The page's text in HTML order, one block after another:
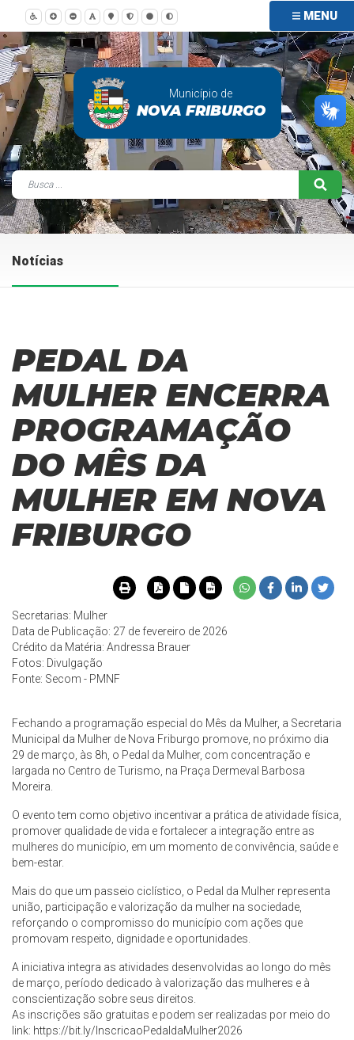
MENU
Município de
NOVA FRIBURGO
Notícias
PEDAL DA
MULHER ENCERRA
PROGRAMAÇÃO
DO MÊS DA
MULHER EM NOVA
FRIBURGO
Secretarias: Mulher
Data de Publicação: 27 de fevereiro de 2026
Crédito da Matéria: Andressa Brauer
Fotos: Divulgação
Fonte: Secom - PMNF
Fechando a programação especial do Mês da Mulher, a Secretaria
Municipal da Mulher de Nova Friburgo promove, no próximo dia
29 de março, às 8h, o Pedal da Mulher, com concentração e
largada no Centro de Turismo, na Praça Dermeval Barbosa
Moreira.
O evento tem como objetivo incentivar a prática de atividade física,
promover qualidade de vida e fortalecer a integração entre as
mulheres do município, em um momento de convivência, saúde e
bem-estar.
Mais do que um passeio ciclístico, o Pedal da Mulher representa
união, participação e valorização da mulher na sociedade,
reforçando o compromisso do município com ações que
promovam respeito, dignidade e oportunidades.
A iniciativa integra as atividades desenvolvidas ao longo do mês
de março, período dedicado à valorização das mulheres e à
conscientização sobre seus direitos.
As inscrições são gratuitas e podem ser realizadas por meio do
link: https://bit.ly/InscricaoPedaldaMulher2026